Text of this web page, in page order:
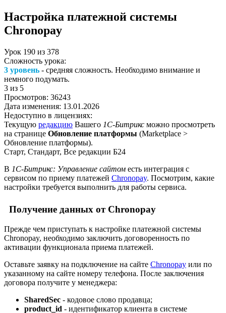
Настройка платежной системы
Chronopay
Урок 190 из 378
Сложность урока:
3 уровень - средняя сложность. Необходимо внимание и
немного подумать.
3 из 5
Просмотров: 36243
Дата изменения: 13.01.2026
Недоступно в лицензиях:
Текущую редакцию Вашего 1С-Битрикс можно просмотреть
на странице Обновление платформы (Marketplace >
Обновление платформы).
Старт, Стандарт, Все редакции Б24
В 1С-Битрикс: Управление сайтом есть интеграция с
сервисом по приему платежей Chronopay. Посмотрим, какие
настройки требуется выполнить для работы сервиса.
Получение данных от Chronopay
Прежде чем приступать к настройке платежной системы
Chronopay, необходимо заключить договоренность по
активации функционала приема платежей.
Оставьте заявку на подключение на сайте Chronopay или по
указанному на сайте номеру телефона. После заключения
договора получите у менеджера:
SharedSec - кодовое слово продавца;
product_id - идентификатор клиента в системе